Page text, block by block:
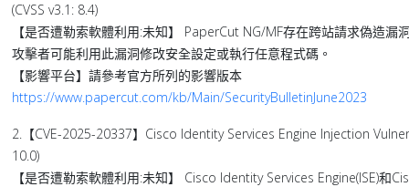
(CVSS v3.1: 8.4)
【是否遭勒索軟體利用:未知】 PaperCut NG/MF存在跨站請求偽造漏
攻擊者可能利用此漏洞修改安全設定或執行任意程式碼。
【影響平台】請參考官方所列的影響版本
https://www.papercut.com/kb/Main/SecurityBulletinJune2023
2.【CVE-2025-20337】Cisco Identity Services Engine Injection
10.0)
【是否遭勒索軟體利用:未知】 Cisco Identity Services Engine(ISE)和